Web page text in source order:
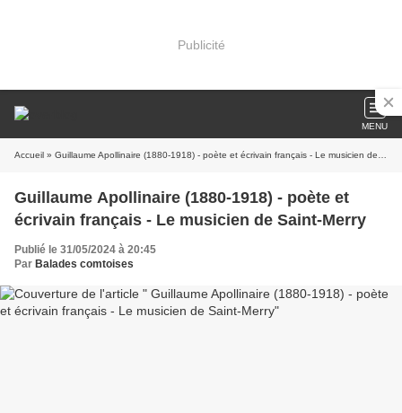
Publicité
MENU
Accueil » Guillaume Apollinaire (1880-1918) - poète et écrivain français - Le musicien de Saint-Merry
Guillaume Apollinaire (1880-1918) - poète et
écrivain français - Le musicien de Saint-Merry
Publié le 31/05/2024 à 20:45
Par Balades comtoises